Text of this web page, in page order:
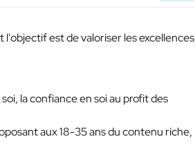
est de valoriser les excellences
la confiance en soi au profit des
aux 18-35 ans du contenu riche,